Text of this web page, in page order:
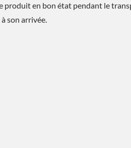
produit en bon état pendant le
son arrivée.